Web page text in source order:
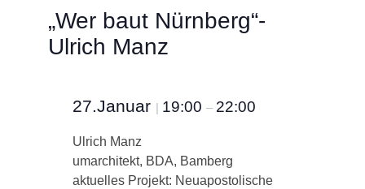
„Wer baut Nürnberg“-
Ulrich Manz
27.Januar | 19:00 – 22:00
Ulrich Manz
umarchitekt, BDA, Bamberg
aktuelles Projekt: Neuapostolische